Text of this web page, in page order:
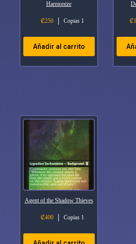
Harmonize
₡250 Copias 1
Añadir al carrito
₡
Agent of the Shadow Thieves
₡400 Copias 1